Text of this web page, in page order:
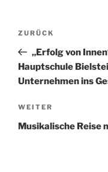
Vorheriger
Beitrag
ZURÜCK
„Erfolg von
Hauptschule
Unternehmen ins
Nächster
Beitrag
WEITER
Musikalische Reise